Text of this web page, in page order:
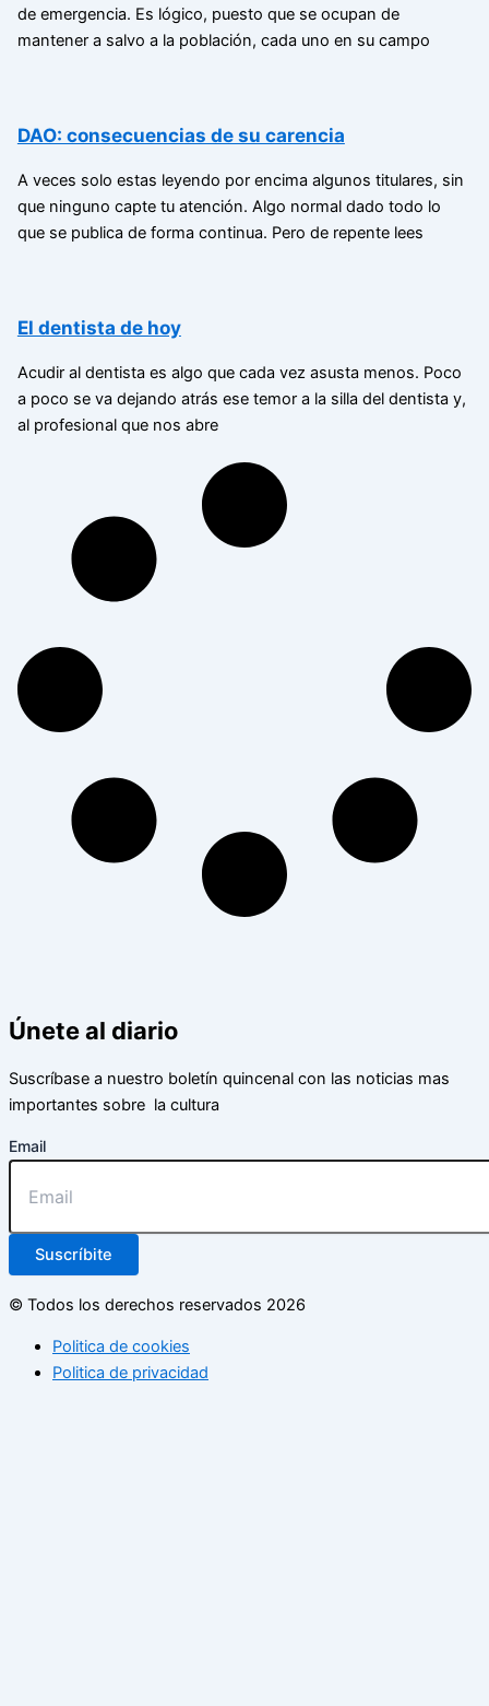
de emergencia. Es lógico, puesto que se ocupan de
mantener a salvo a la población, cada uno en su campo
DAO: consecuencias de su carencia
A veces solo estas leyendo por encima algunos titulares, sin
que ninguno capte tu atención. Algo normal dado todo lo
que se publica de forma continua. Pero de repente lees
El dentista de hoy
Acudir al dentista es algo que cada vez asusta menos. Poco
a poco se va dejando atrás ese temor a la silla del dentista y,
al profesional que nos abre
Únete al diario
Suscríbase a nuestro boletín quincenal con las noticias mas
importantes sobre la cultura
Email
Suscríbite
© Todos los derechos reservados 2026
Politica de cookies
Politica de privacidad